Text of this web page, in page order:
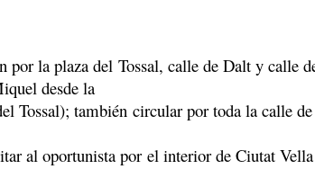
por la plaza del Tossal, calle de Dalt y
desde la
Tossal); también circular por toda la calle
al oportunista por el interior de Ciutat